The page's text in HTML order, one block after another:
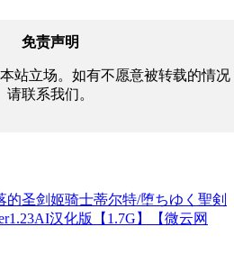
免责声明
站立场。如有不愿意被转载的情况
请联系我们。